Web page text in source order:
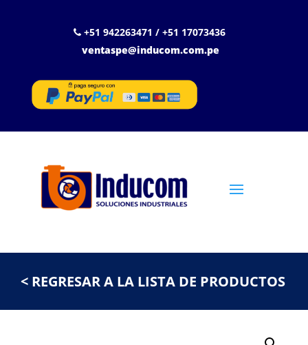
+51 942263471 / +51 17073436
ventaspe@inducom.com.pe
< REGRESAR A LA LISTA DE PRODUCTOS